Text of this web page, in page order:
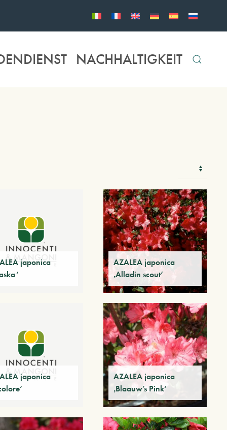
NACHHALTIGKEIT
japonica
AZALEA japonica
‚Alladin scout‘
japonica
AZALEA japonica
‚Blaauw’s Pink‘